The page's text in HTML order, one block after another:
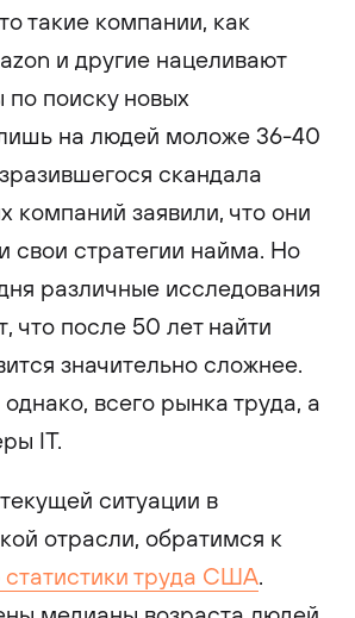
такие компании, как
и другие нацеливают
поиску новых
на людей моложе 36-40
скандала
компаний заявили, что они
свои стратегии найма. Но
различные исследования
что после 50 лет найти
значительно сложнее.
всего рынка труда, а
IT.
ситуации в
отрасли, обратимся к
труда США.